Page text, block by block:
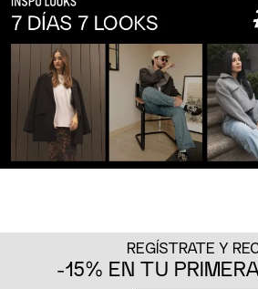
REGÍSTRATE Y
-15% EN TU